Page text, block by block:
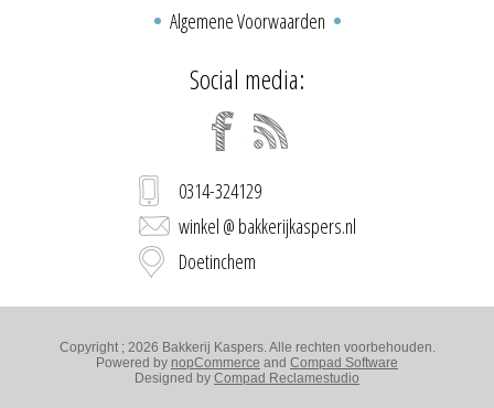
Algemene Voorwaarden
Social media:
0314-324129
winkel @ bakkerijkaspers.nl
Doetinchem
Copyright ; 2026 Bakkerij Kaspers. Alle rechten voorbehouden.
Powered by nopCommerce and Compad Software
Designed by Compad Reclamestudio